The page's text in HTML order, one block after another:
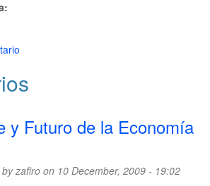
y Futuro de la Economía
zafiro on 10 December, 2009 - 19:02